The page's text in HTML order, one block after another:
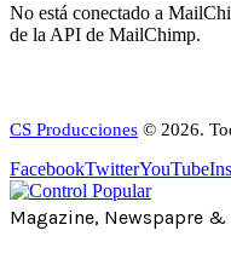
No está conectado a
de la API de MailChimp.
CS Producciones © 2026.
FacebookTwitterYouTube
Magazine, Newspapre &